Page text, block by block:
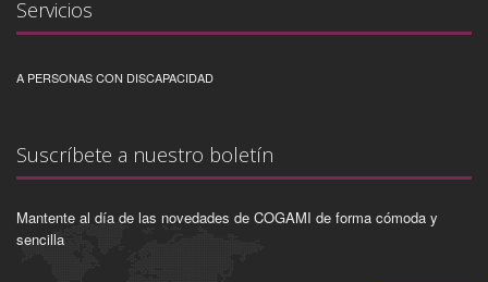
Servicios
A PERSONAS CON DISCAPACIDAD
Suscríbete a nuestro boletín
Mantente al día de las novedades de COGAMI de forma cómoda y
sencilla